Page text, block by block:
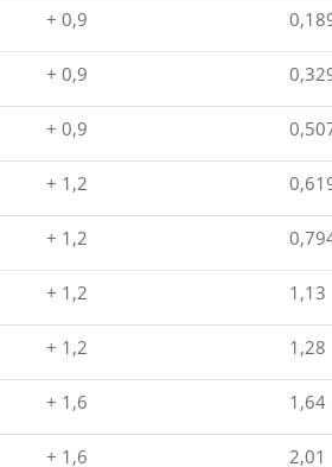
+ 0,9
+ 0,9
+ 0,9
+ 1,2
+ 1,2
+ 1,2 1,13
+ 1,2 1,28
+ 1,6 1,64
+ 1,6 2,01